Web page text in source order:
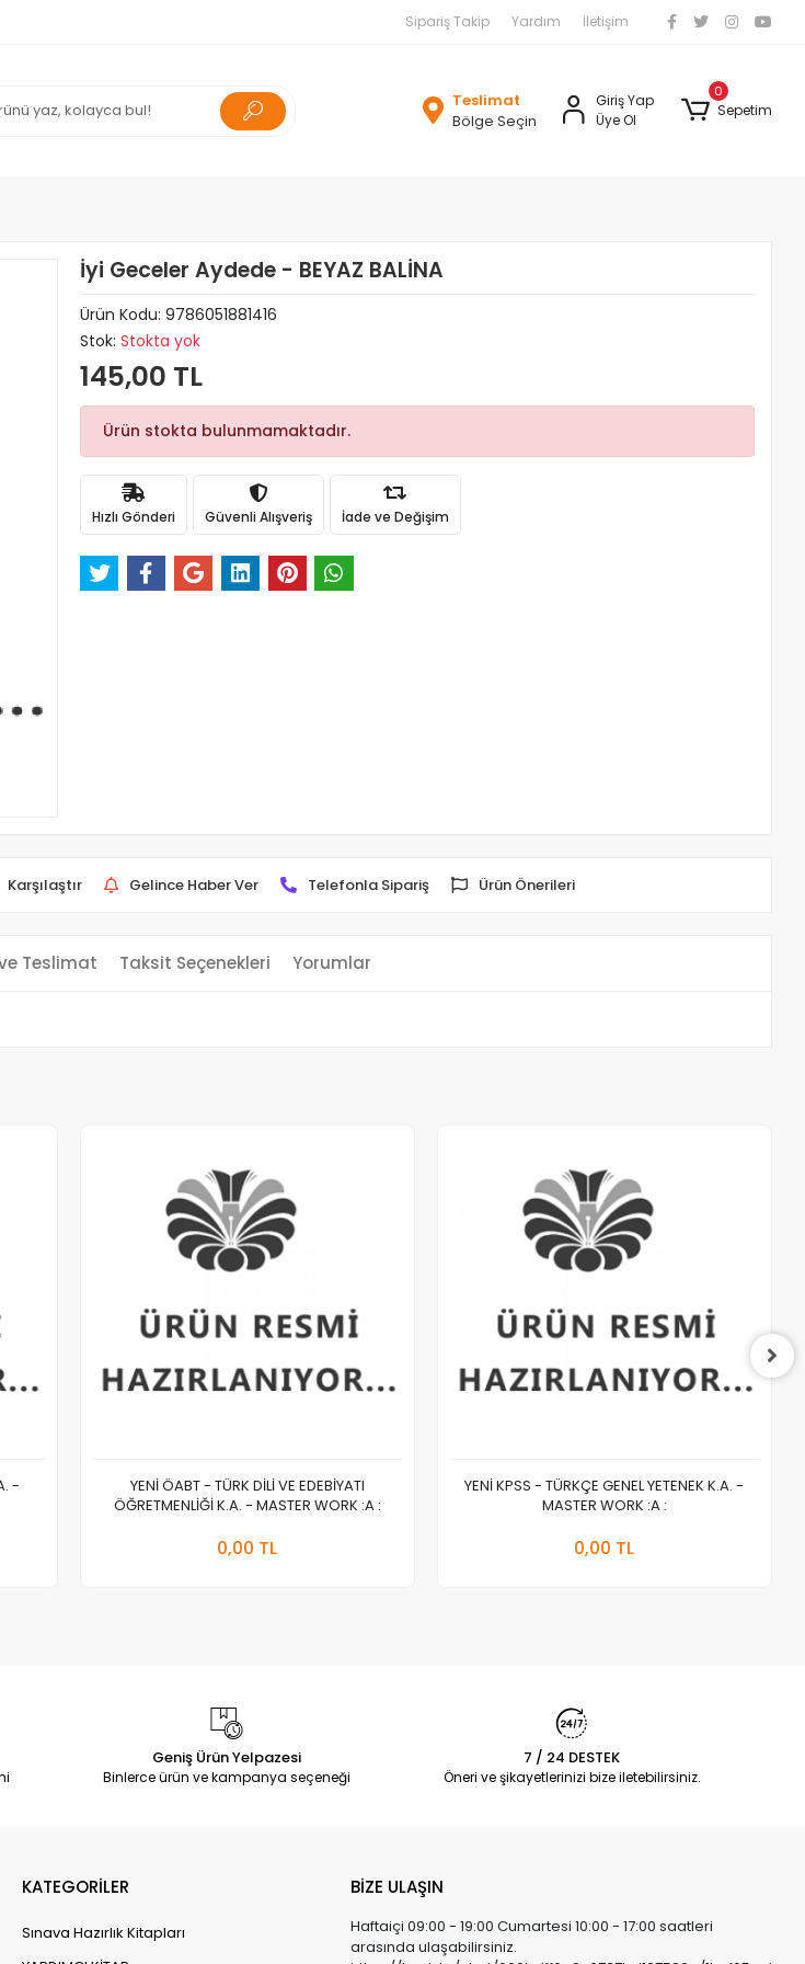
Sipariş Takip Yardım İletişim
Teslimat
Bölge Seçin
Giriş Yap
Üye Ol
0
Sepetim
İyi Geceler Aydede - BEYAZ BALİNA
Ürün Kodu: 9786051881416
Stok: Stokta yok
145,00 TL
Ürün stokta bulunmamaktadır.
Hızlı Gönderi Güvenli Alışveriş İade ve Değişim
Karşılaştır Gelince Haber Ver Telefonla Sipariş Ürün Önerileri
Teslimat Taksit Seçenekleri Yorumlar
-
YENİ ÖABT - TÜRK DİLİ VE EDEBİYATI
ÖĞRETMENLİĞİ K.A. - MASTER WORK :A :
0,00 TL
YENİ KPSS - TÜRKÇE GENEL YETENEK K.A. -
MASTER WORK :A :
0,00 TL
Geniş Ürün Yelpazesi
Binlerce ürün ve kampanya seçeneği
7 / 24 DESTEK
Öneri ve şikayetlerinizi bize iletebilirsiniz.
KATEGORİLER
Sınava Hazırlık Kitapları
BİZE ULAŞIN
Haftaiçi 09:00 - 19:00 Cumartesi 10:00 - 17:00 saatleri
arasında ulaşabilirsiniz.